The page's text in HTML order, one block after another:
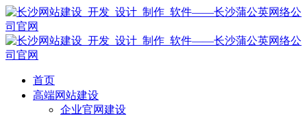
首页
高端网站建设
企业官网建设